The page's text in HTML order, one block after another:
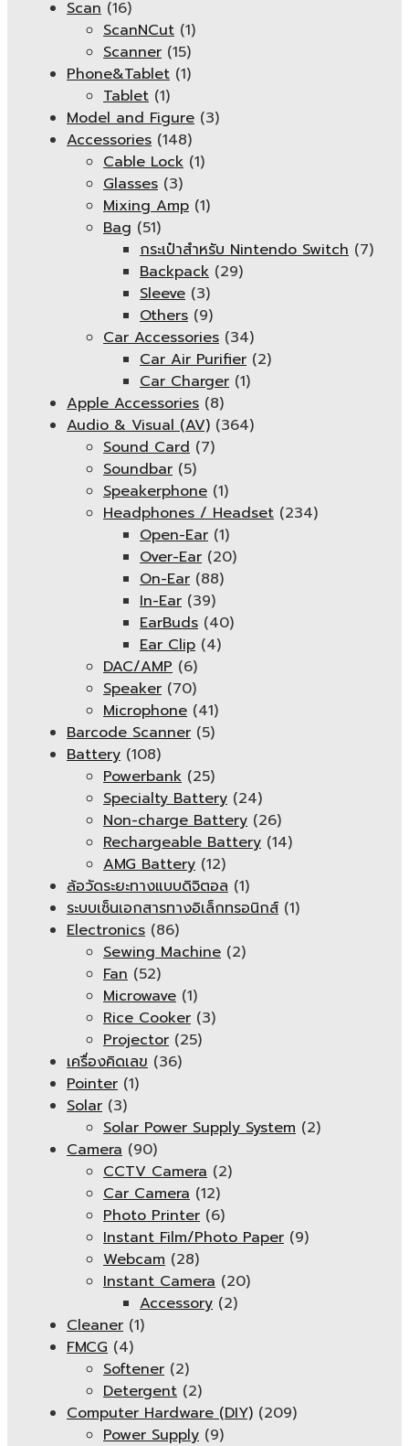
Scan (16)
ScanNCut (1)
Scanner (15)
Phone&Tablet (1)
Tablet (1)
Model and Figure (3)
Accessories (148)
Cable Lock (1)
Glasses (3)
Mixing Amp (1)
Bag (51)
กระเป๋าสำหรับ Nintendo Switch (7)
Backpack (29)
Sleeve (3)
Others (9)
Car Accessories (34)
Car Air Purifier (2)
Car Charger (1)
Apple Accessories (8)
Audio & Visual (AV) (364)
Sound Card (7)
Soundbar (5)
Speakerphone (1)
Headphones / Headset (234)
Open-Ear (1)
Over-Ear (20)
On-Ear (88)
In-Ear (39)
EarBuds (40)
Ear Clip (4)
DAC/AMP (6)
Speaker (70)
Microphone (41)
Barcode Scanner (5)
Battery (108)
Powerbank (25)
Specialty Battery (24)
Non-charge Battery (26)
Rechargeable Battery (14)
AMG Battery (12)
ล้อวัดระยะทางแบบดิจิตอล (1)
ระบบเซ็นเอกสารทางอิเล็กทรอนิกส์ (1)
Electronics (86)
Sewing Machine (2)
Fan (52)
Microwave (1)
Rice Cooker (3)
Projector (25)
เครื่องคิดเลข (36)
Pointer (1)
Solar (3)
Solar Power Supply System (2)
Camera (90)
CCTV Camera (2)
Car Camera (12)
Photo Printer (6)
Instant Film/Photo Paper (9)
Webcam (28)
Instant Camera (20)
Accessory (2)
Cleaner (1)
FMCG (4)
Softener (2)
Detergent (2)
Computer Hardware (DIY) (209)
Power Supply (9)